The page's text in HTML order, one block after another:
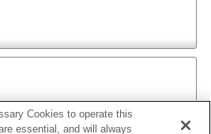
Cookies to operate this
essential, and will always